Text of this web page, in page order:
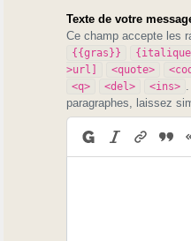
Texte de votre
Ce champ accepte les
{{gras}}
>url]
<quote>
<q> <del> <ins>
paragraphes, laissez